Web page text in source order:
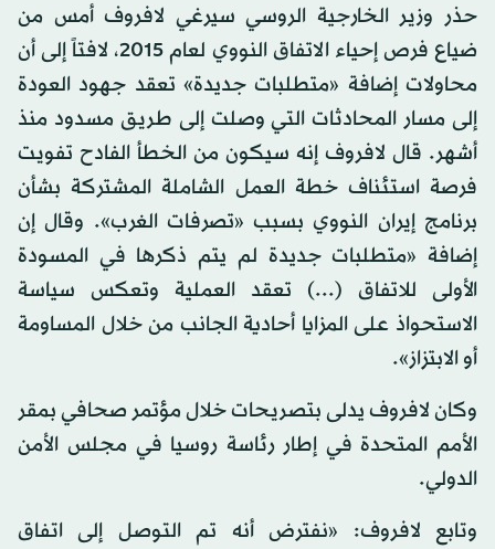
حذر وزير الخارجية الروسي سيرغي لافروف أمس من
ضياع فرص إحياء الاتفاق النووي لعام 2015، لافتاً إلى أن
محاولات إضافة «متطلبات جديدة» تعقد جهود العودة
إلى مسار المحادثات التي وصلت إلى طريق مسدود منذ
أشهر. قال لافروف إنه سيكون من الخطأ الفادح تفويت
فرصة استئناف خطة العمل الشاملة المشتركة بشأن
برنامج إيران النووي بسبب «تصرفات الغرب». وقال إن
إضافة «متطلبات جديدة لم يتم ذكرها في المسودة
الأولى للاتفاق (...) تعقد العملية وتعكس سياسة
الاستحواذ على المزايا أحادية الجانب من خلال المساومة
أو الابتزاز».
وكان لافروف يدلى بتصريحات خلال مؤتمر صحافي بمقر
الأمم المتحدة في إطار رئاسة روسيا في مجلس الأمن
الدولي.
وتابع لافروف: «نفترض أنه تم التوصل إلى اتفاق